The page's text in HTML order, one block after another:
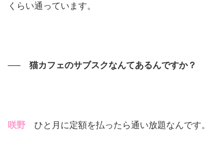
くらい通っています。
── 猫カフェのサブスクなんてあるんですか？
咲野 ひと月に定額を払ったら通い放題なんです。